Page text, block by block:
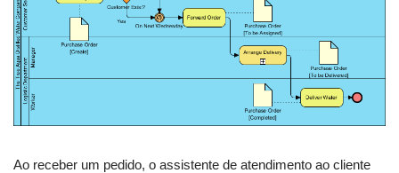
Ao receber um pedido, o assistente de atendimento ao cliente